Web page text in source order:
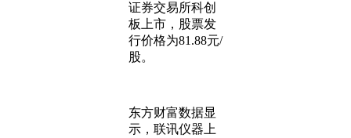
证券交易所科创
板上市，股票发
行价格为81.88元/
股。
东方财富数据显
示，联讯仪器上